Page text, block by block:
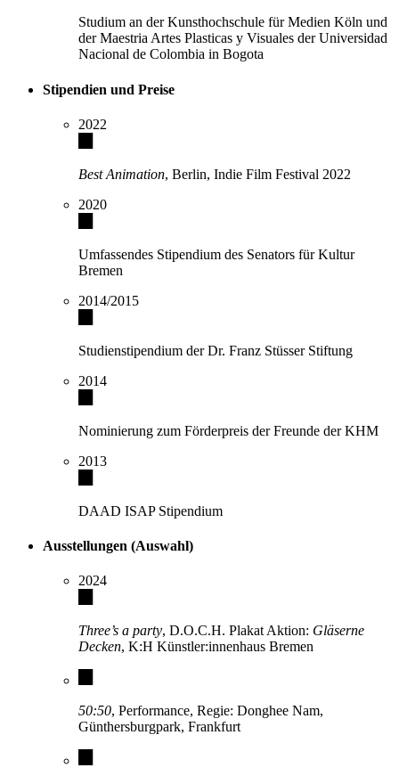
Studium an der Kunsthochschule für Medien Köln und
der Maestria Artes Plasticas y Visuales der Universidad
Nacional de Colombia in Bogota
Stipendien und Preise
2022
Best Animation, Berlin, Indie Film Festival 2022
2020
Umfassendes Stipendium des Senators für Kultur
Bremen
2014/2015
Studienstipendium der Dr. Franz Stüsser Stiftung
2014
Nominierung zum Förderpreis der Freunde der KHM
2013
DAAD ISAP Stipendium
Ausstellungen (Auswahl)
2024
Three’s a party, D.O.C.H. Plakat Aktion: Gläserne
Decken, K:H Künstler:innenhaus Bremen
50:50, Performance, Regie: Donghee Nam,
Günthersburgpark, Frankfurt